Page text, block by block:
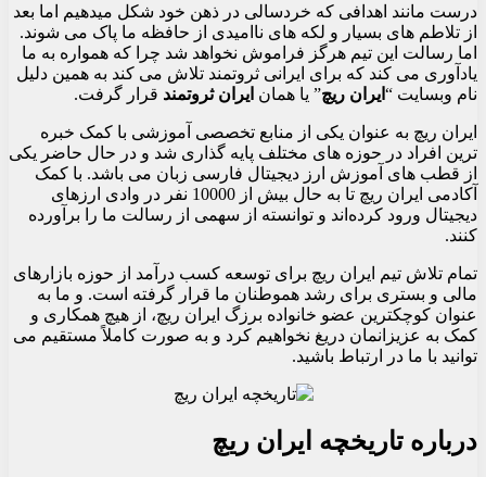
درست مانند اهدافی که خردسالی در ذهن خود شکل میدهیم اما بعد
از تلاطم های بسیار و لکه های ناامیدی از حافظه ما پاک می شوند.
اما رسالت این تیم هرگز فراموش نخواهد شد چرا که همواره به ما
یادآوری می کند که برای ایرانی ثروتمند تلاش می کند به همین دلیل
نام وبسایت “ ایران ریچ” یا همان ایران ثروتمند قرار گرفت.
ایران ریچ به عنوان یکی از منابع تخصصی آموزشی با کمک خبره
ترین افراد در حوزه های مختلف پایه گذاری شد و در حال حاضر یکی
از قطب های آموزش ارز دیجیتال فارسی زبان می باشد. با کمک
آکادمی ایران ریچ تا به حال بیش از 10000 نفر در وادی ارزهای
دیجیتال ورود کرده‌اند و توانسته از سهمی از رسالت ما را برآورده
کنند.
تمام تلاش تیم ایران ریچ برای توسعه کسب درآمد از حوزه بازارهای
مالی و بستری برای رشد هموطنان ما قرار گرفته است. و ما به
عنوان کوچکترین عضو خانواده برزگ ایران ریچ، از هیچ همکاری و
کمک به عزیزانمان دریغ نخواهیم کرد و به صورت کاملاً مستقیم می
توانید با ما در ارتباط باشید.
درباره تاریخچه ایران ریچ